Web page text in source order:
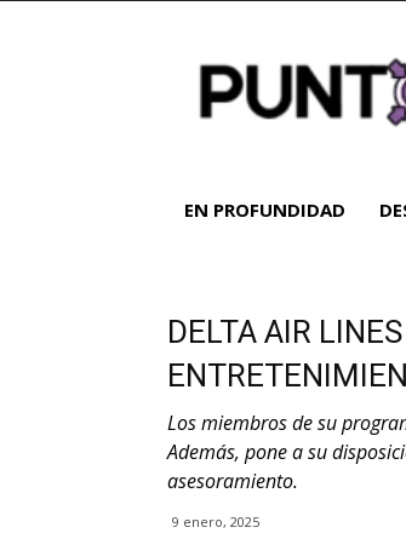
y
análisis
|
Turismo
EN PROFUNDIDAD
DELTA AIR
Los miembros de su
Además, pone a su
asesoramiento.
9 enero, 2025